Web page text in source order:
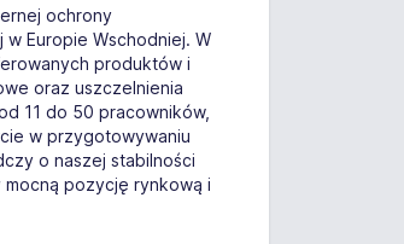
ochrony
Europie Wschodniej. W
produktów i
oraz uszczelnienia
11 do 50 pracowników,
w przygotowywaniu
o naszej stabilności
mocną pozycję rynkową i